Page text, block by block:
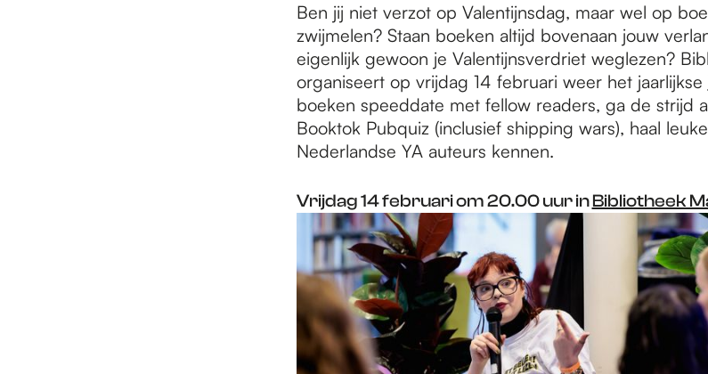
Ben jij niet verzot op Valentijnsdag, maar wel op
zwijmelen? Staan boeken altijd bovenaan jouw
eigenlijk gewoon je Valentijnsverdriet weglezen?
organiseert op vrijdag 14 februari weer het jaarlijkse
boeken speeddate met fellow readers, ga de strijd
Booktok Pubquiz (inclusief shipping wars), haal
Nederlandse YA auteurs kennen.
Vrijdag 14 februari om 20.00 uur inBibliotheek